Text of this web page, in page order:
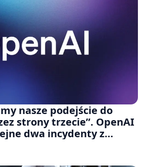
nasze podejście do
strony trzecie”. OpenAI
dwa incydenty z
modeli